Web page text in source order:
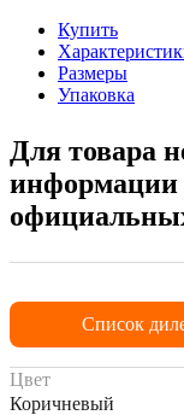
Купить
Размеры
Упаковка
Для товара
информации
Список
Цвет
Коричневый